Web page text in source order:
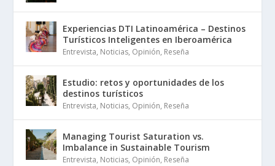
Experiencias DTI Latinoamérica – Destinos
Turísticos Inteligentes en Iberoamérica
Entrevista, Noticias, Opinión, Reseña
Estudio: retos y oportunidades de los
destinos turísticos
Entrevista, Noticias, Opinión, Reseña
Managing Tourist Saturation vs.
Imbalance in Sustainable Tourism
Entrevista, Noticias, Opinión, Reseña